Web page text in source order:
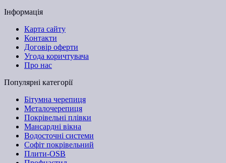
Інформація
Карта сайту
Контакти
Договір оферти
Угода коричтувача
Про нас
Популярні категорії
Бітумна черепиця
Металочерепиця
Покрівельні плівки
Мансардні вікна
Водосточні системи
Софіт покрівельний
Плити-OSB